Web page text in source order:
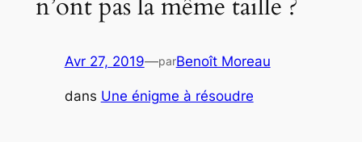
Avr 27, 2019—parBenoît Moreau
dans Une énigme à résoudre